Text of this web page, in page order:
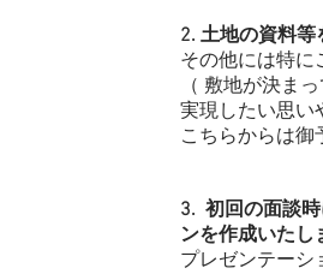
2. 土地の資料等
その他には特に
（ 敷地が決ま
実現したい思い
こちらからは
3. 初回の面談
ンを作成いたし
プレゼンテーシ